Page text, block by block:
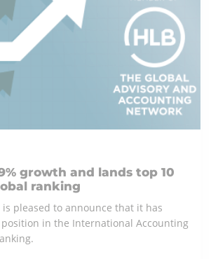
growth and lands top 10
ranking
pleased to announce that it has
in the International Accounting